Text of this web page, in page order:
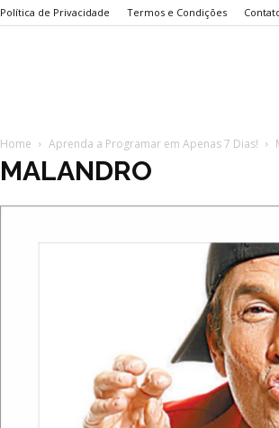
Política de Privacidade Termos e Condições
Home Aprenda a Programar em Apenas 7 Dias!
MALANDRO